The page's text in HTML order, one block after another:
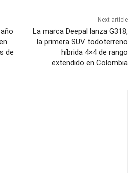
de
Next article
La marca Deepal lanza G318,
la primera SUV todoterreno
híbrida 4×4 de rango
extendido en Colombia